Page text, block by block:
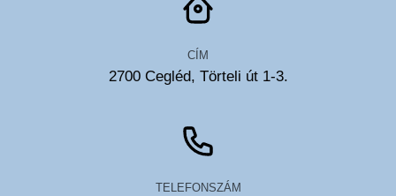
CÍM
2700 Cegléd, Törteli út 1-3.
TELEFONSZÁM